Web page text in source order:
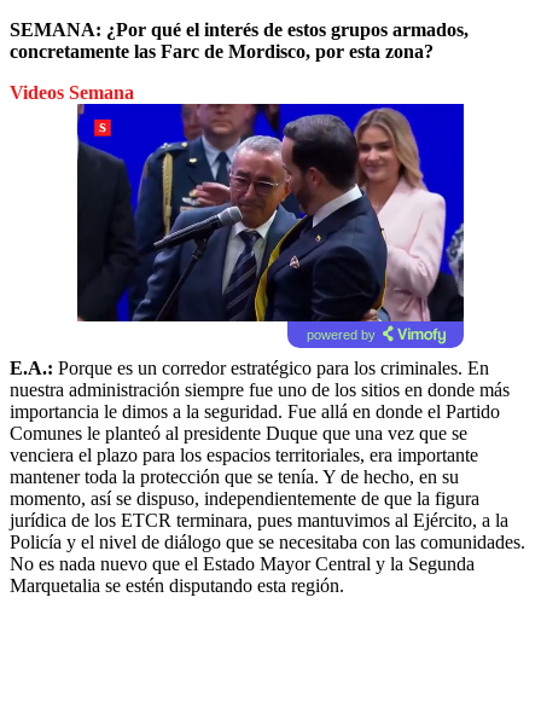
SEMANA: ¿Por qué el interés de estos grupos armados,
concretamente las Farc de Mordisco, por esta zona?
Videos Semana
powered by
E.A.: Porque es un corredor estratégico para los criminales. En
nuestra administración siempre fue uno de los sitios en donde más
importancia le dimos a la seguridad. Fue allá en donde el Partido
Comunes le planteó al presidente Duque que una vez que se
venciera el plazo para los espacios territoriales, era importante
mantener toda la protección que se tenía. Y de hecho, en su
momento, así se dispuso, independientemente de que la figura
jurídica de los ETCR terminara, pues mantuvimos al Ejército, a la
Policía y el nivel de diálogo que se necesitaba con las comunidades.
No es nada nuevo que el Estado Mayor Central y la Segunda
Marquetalia se estén disputando esta región.